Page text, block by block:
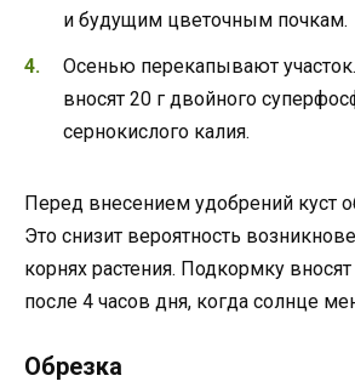
и будущим цветочным почкам.
Осенью перекапывают
вносят 20 г двойного
сернокислого калия.
Перед внесением удобрений куст
Это снизит вероятность
корнях растения. Подкормку
после 4 часов дня, когда солнце
Обрезка